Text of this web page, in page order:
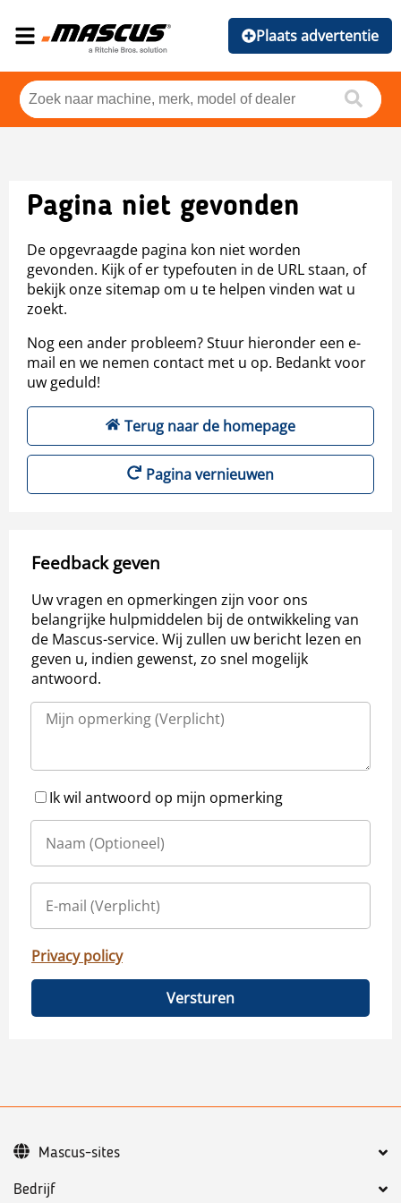
Plaats advertentie
Pagina niet gevonden
De opgevraagde pagina kon niet worden
gevonden. Kijk of er typefouten in de URL staan, of
bekijk onze sitemap om u te helpen vinden wat u
zoekt.
Nog een ander probleem? Stuur hieronder een e-
mail en we nemen contact met u op. Bedankt voor
uw geduld!
Terug naar de homepage
Pagina vernieuwen
Feedback geven
Uw vragen en opmerkingen zijn voor ons
belangrijke hulpmiddelen bij de ontwikkeling van
de Mascus-service. Wij zullen uw bericht lezen en
geven u, indien gewenst, zo snel mogelijk
antwoord.
Ik wil antwoord op mijn opmerking
Privacy policy
Versturen
Bedrijf
Mascus-sites